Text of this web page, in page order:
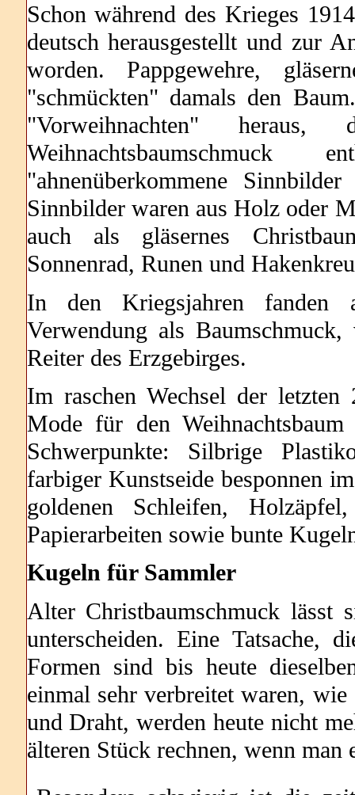
Schon während des Krieges
deutsch herausgestellt und zur
worden. Pappgewehre,
"schmückten" damals den
"Vorweihnachten"
"ahnenüberkommene
Sinnbilder waren aus Holz oder
auch als gläsernes
Sonnenrad, Runen und
In den Kriegsjahren fanden
Verwendung als
Reiter des Erzgebirges.
Im raschen Wechsel der
Mode für den Weihnachtsbaum
Schwerpunkte: Silbrige
farbiger Kunstseide besponnen
goldenen Schleifen,
Papierarbeiten sowie bunte
Kugeln für Sammler
Alter Christbaumschmuck lässt
unterscheiden. Eine Tatsache,
Formen sind bis heute
einmal sehr verbreitet waren,
und Draht, werden heute nicht
älteren Stück rechnen, wenn